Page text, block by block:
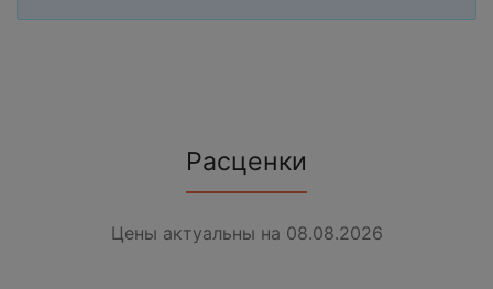
Расценки
Цены актуальны на 08.08.2026